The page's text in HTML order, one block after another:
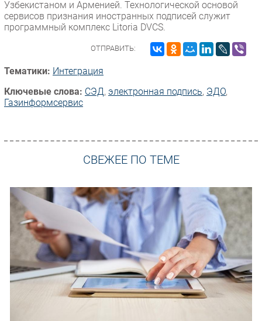
Узбекистаном и Арменией. Технологической основой
сервисов признания иностранных подписей служит
программный комплекс Litoria DVCS.
ОТПРАВИТЬ:
Тематики: Интеграция
Ключевые слова: СЭД, электронная подпись, ЭДО,
Газинформсервис
СВЕЖЕЕ ПО ТЕМЕ